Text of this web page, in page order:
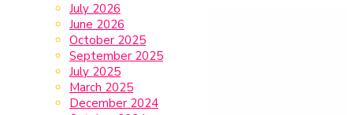
July 2026
June 2026
October 2025
September 2025
July 2025
March 2025
December 2024